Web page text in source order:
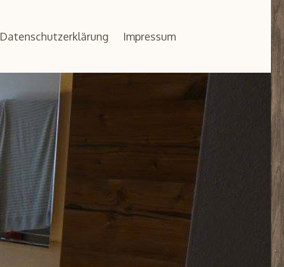
Datenschutzerklärung Impressum